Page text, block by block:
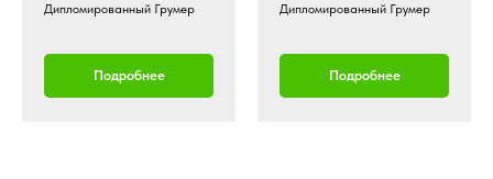
Дипломированный Грумер
Подробнее
Дипломированный Грумер
Подробнее